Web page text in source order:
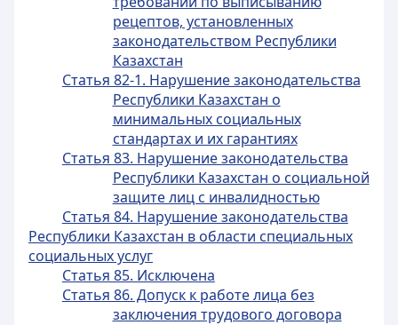
рецептов, установленных
законодательством Республики
Казахстан
Статья 82-1. Нарушение законодательства
Республики Казахстан о
минимальных социальных
стандартах и их гарантиях
Статья 83. Нарушение законодательства
Республики Казахстан о социальной
защите лиц с инвалидностью
Статья 84. Нарушение законодательства
Республики Казахстан в области специальных
социальных услуг
Статья 85. Исключена
Статья 86. Допуск к работе лица без
заключения трудового договора